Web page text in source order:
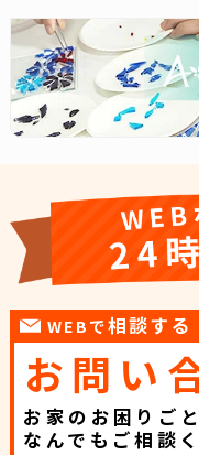
WEBで相談する
お家のお困りごと
なんでもご相談
お問い